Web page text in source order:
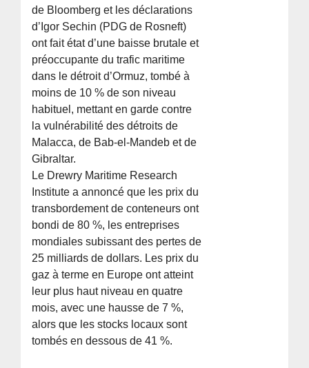
de Bloomberg et les déclarations
d’Igor Sechin (PDG de Rosneft)
ont fait état d’une baisse brutale et
préoccupante du trafic maritime
dans le détroit d’Ormuz, tombé à
moins de 10 % de son niveau
habituel, mettant en garde contre
la vulnérabilité des détroits de
Malacca, de Bab-el-Mandeb et de
Gibraltar.
Le Drewry Maritime Research
Institute a annoncé que les prix du
transbordement de conteneurs ont
bondi de 80 %, les entreprises
mondiales subissant des pertes de
25 milliards de dollars. Les prix du
gaz à terme en Europe ont atteint
leur plus haut niveau en quatre
mois, avec une hausse de 7 %,
alors que les stocks locaux sont
tombés en dessous de 41 %.